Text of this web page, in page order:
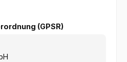
(GPSR)